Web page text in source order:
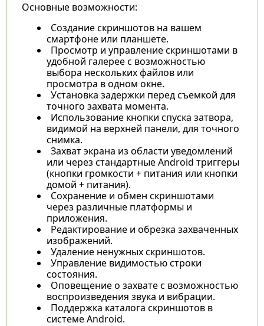
Основные возможности:
Создание скриншотов на вашем
смартфоне или планшете.
Просмотр и управление скриншотами в
удобной галерее с возможностью
выбора нескольких файлов или
просмотра в одном окне.
Установка задержки перед съемкой для
точного захвата момента.
Использование кнопки спуска затвора,
видимой на верхней панели, для точного
снимка.
Захват экрана из области уведомлений
или через стандартные Android триггеры
(кнопки громкости + питания или кнопки
домой + питания).
Сохранение и обмен скриншотами
через различные платформы и
приложения.
Редактирование и обрезка захваченных
изображений.
Удаление ненужных скриншотов.
Управление видимостью строки
состояния.
Оповещение о захвате с возможностью
воспроизведения звука и вибрации.
Поддержка каталога скриншотов в
системе Android.